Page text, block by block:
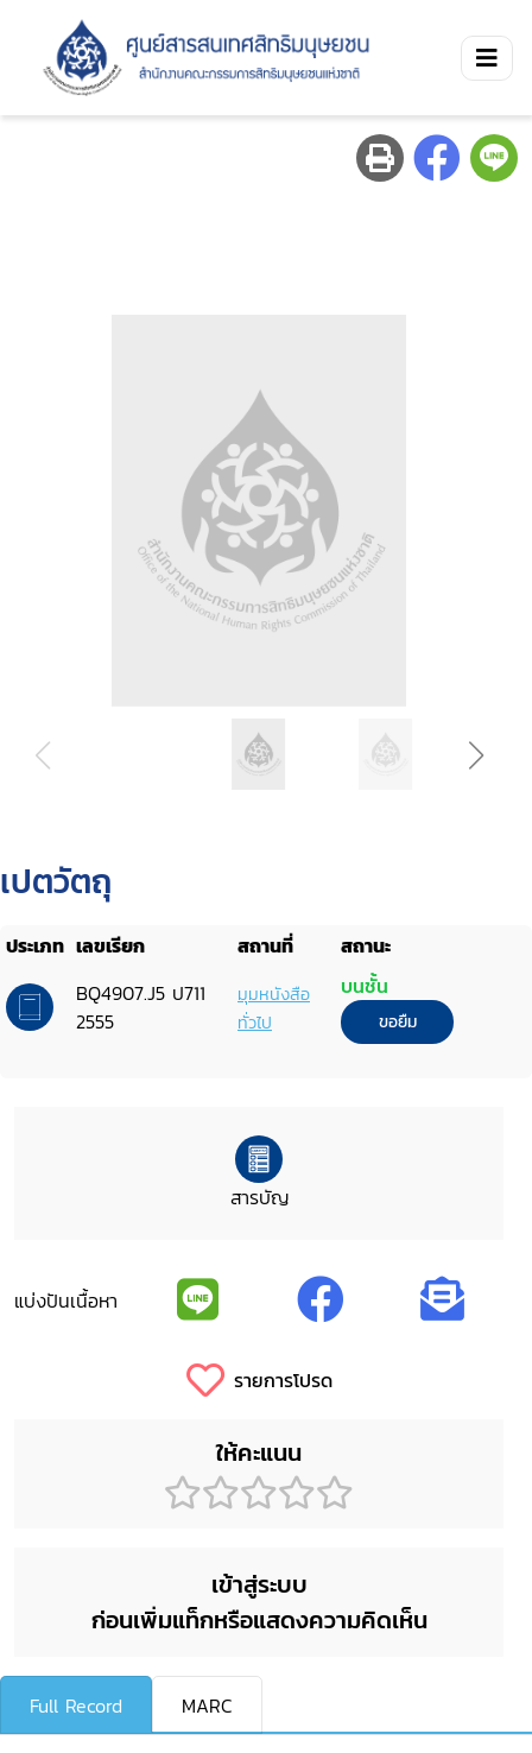
เปตวัตถุ
ประเภท เลขเรียก สถานที่
สถานะ
BQ4907.J5 ป711
2555
มุมหนังสือ
ทั่วไป
บนชั้น
ขอยืม
สารบัญ
แบ่งปันเนื้อหา
รายการโปรด
ให้คะแนน
เข้าสู่ระบบ
ก่อนเพิ่มแท็กหรือแสดงความคิดเห็น
Full Record MARC